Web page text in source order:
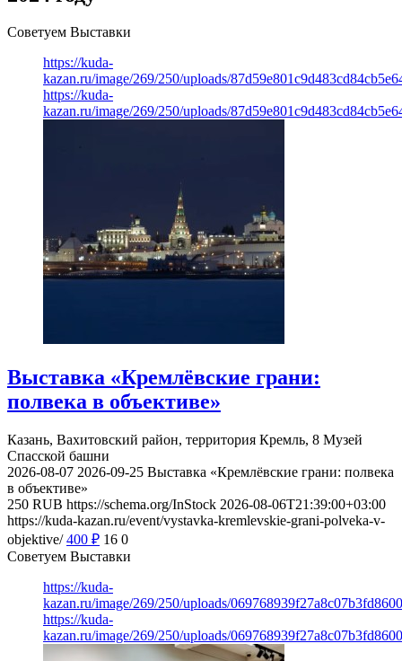
Советуем Выставки
https://kuda-
kazan.ru/image/269/250/uploads/
https://kuda-
kazan.ru/image/269/250/uploads/
Выставка «Кремлёвские грани:
полвека в объективе»
Казань, Вахитовский район, территория Кремль, 8 Музей
Спасской башни
2026-08-07 2026-09-25 Выставка «Кремлёвские грани: полвека
в объективе»
250 RUB https://schema.org/InStock 2026-08-06T21:39:00+03:00
https://kuda-kazan.ru/event/vystavka-kremlevskie-grani-polveka-v-
objektive/ 400 ₽ 16 0
Советуем Выставки
https://kuda-
kazan.ru/image/269/250/uploads/
https://kuda-
kazan.ru/image/269/250/uploads/